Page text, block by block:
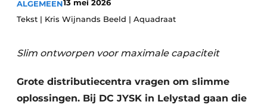
storymetadata
Vacatures
ALGEMEEN13 mei 2026
Tekst | Kris Wijnands Beeld | Aquadraat
Slim ontworpen voor maximale capaciteit
Grote distributiecentra vragen om slimme
oplossingen. Bij DC JYSK in Lelystad gaan die